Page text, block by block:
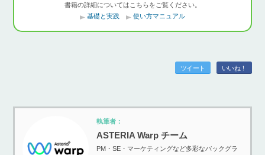
書籍の詳細についてはこちらをご覧ください。
基礎と実践
使い方マニュアル
ツイート いいね！
執筆者：
ASTERIA Warp チーム
PM・SE・マーケティングなど多彩なバックグラ